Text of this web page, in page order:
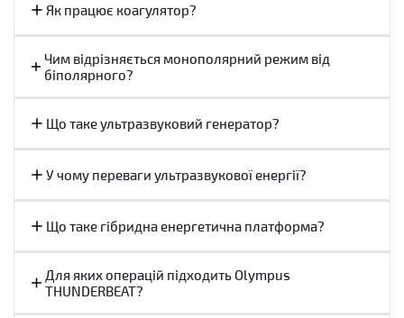
інструментами.
Принцип роботи коагулятора
Принцип роботи коагулятора базується на передачі високочастотного
нагрівання клітин, що спричиняє денатурацію білків та коагуляцію
судин. У результаті досягається ефективний гемостаз із
Залежно від налаштувань генератора лікар може виконувати як
делікатну коагуляцію, так і швидке різання тканин із мінімальною
крововтратою.
Монополярна технологія
Як працює коагулятор?
Чим відрізняється монополярний режим від
біполярного?
Що таке ультразвуковий генератор?
У чому переваги ультразвукової енергії?
Що таке гібридна енергетична платформа?
Для яких операцій підходить Olympus
THUNDERBEAT?